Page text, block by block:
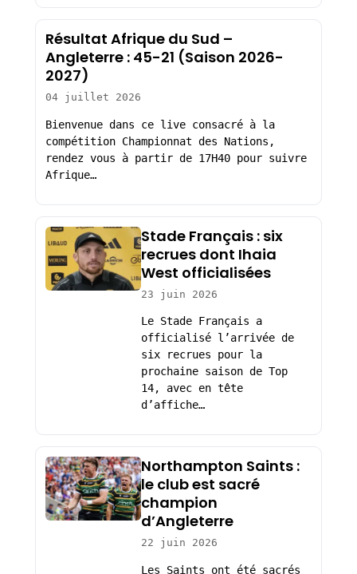
Résultat Afrique du Sud –
Angleterre : 45-21 (Saison 2026-
2027)
04 juillet 2026
Bienvenue dans ce live consacré à la
compétition Championnat des Nations,
rendez vous à partir de 17H40 pour suivre
Afrique…
Stade Français : six
recrues dont Ihaia
West officialisées
23 juin 2026
Le Stade Français a
officialisé l’arrivée de
six recrues pour la
prochaine saison de Top
14, avec en tête
d’affiche…
Northampton Saints :
le club est sacré
champion
d’Angleterre
22 juin 2026
Les Saints ont été sacrés